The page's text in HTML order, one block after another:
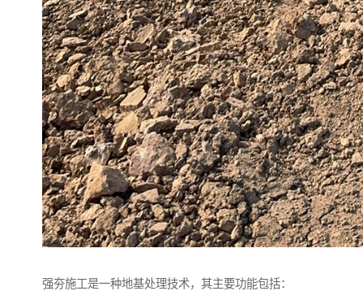
强夯施工是一种地基处理技术，其主要功能包括：